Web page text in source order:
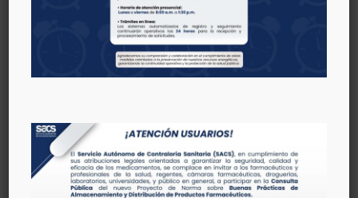
CONSULTAS NACIONALES Y
ESTADALES
INGRESAR